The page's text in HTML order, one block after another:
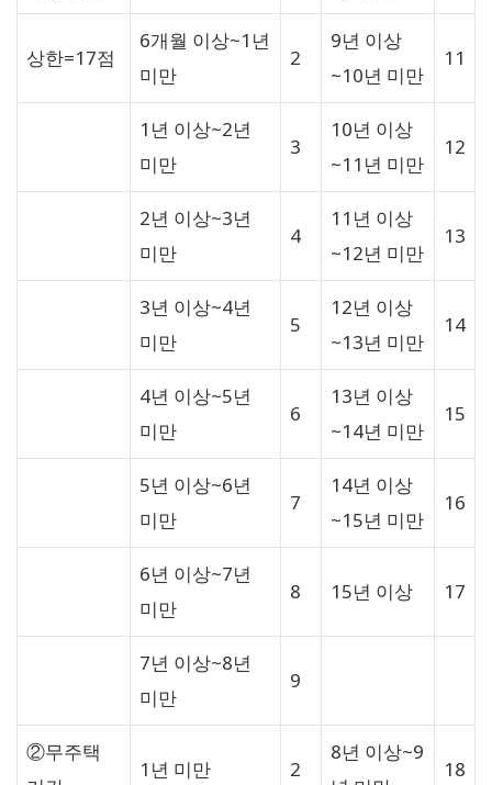
상한=17점
6개월 이상~1년
미만
2
9년 이상
~10년 미만
11
1년 이상~2년
미만
3
10년 이상
~11년 미만
12
2년 이상~3년
미만
4
11년 이상
~12년 미만
13
3년 이상~4년
미만
5
12년 이상
~13년 미만
14
4년 이상~5년
미만
6
13년 이상
~14년 미만
15
5년 이상~6년
미만
7
14년 이상
~15년 미만
16
6년 이상~7년
미만
8 15년 이상 17
7년 이상~8년
미만
9
②무주택
1년 미만 2
8년 이상~9
18